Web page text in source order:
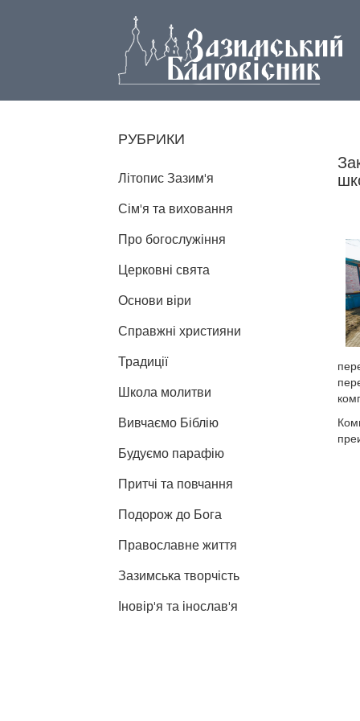
РУБРИКИ
Літопис Зазим'я
Сім'я та виховання
Про богослужіння
Церковні свята
Основи віри
Справжні християни
Традиції
Школа молитви
Вивчаємо Біблію
Будуємо парафію
Притчі та повчання
Подорож до Бога
Православне життя
Зазимська творчість
Іновір'я та інослав'я